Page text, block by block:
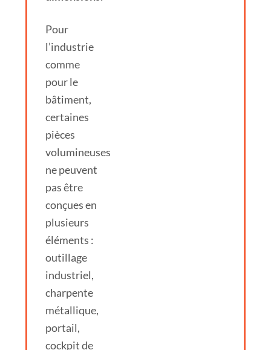
Pour
l’industrie
comme
pour le
bâtiment,
certaines
pièces
volumineuses
ne peuvent
pas être
conçues en
plusieurs
éléments :
outillage
industriel,
charpente
métallique,
portail,
cockpit de